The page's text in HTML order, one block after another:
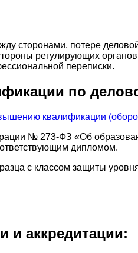
сторонами, потере
регулирующих
переписки.
по
№ 273-ФЗ «Об
дипломом.
с классом защиты
и аккредитации: